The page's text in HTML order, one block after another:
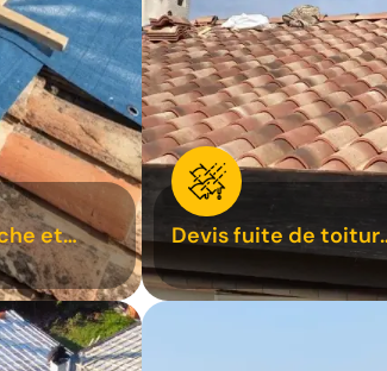
et
toiture 31
Devis fuite de
31